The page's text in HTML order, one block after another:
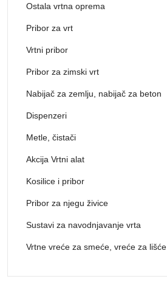
Ostala vrtna oprema
Pribor za vrt
Vrtni pribor
Pribor za zimski vrt
Nabijač za zemlju, nabijač za beton
Dispenzeri
Metle, čistači
Akcija Vrtni alat
Kosilice i pribor
Pribor za njegu živice
Sustavi za navodnjavanje vrta
Vrtne vreće za smeće, vreće za lišće